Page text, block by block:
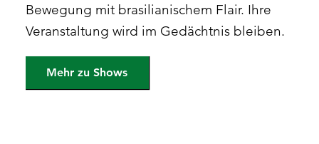
Bewegung mit brasilianischem Flair. Ihre
Veranstaltung wird im Gedächtnis bleiben.
Mehr zu Shows